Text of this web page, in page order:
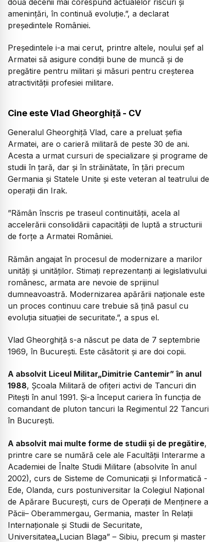
amenințări, în continuă evoluție.”, a declarat
președintele României.
Președintele i-a mai cerut, printre altele, noului șef al
Armatei să asigure condiții bune de muncă și de
pregătire pentru militari și măsuri pentru creșterea
atractivității profesiei militare.
Cine este Vlad Gheorghiță - CV
Generalul Gheorghiță Vlad, care a preluat șefia
Armatei, are o carieră militară de peste 30 de ani.
Acesta a urmat cursuri de specializare și programe de
studii în țară, dar și în străinătate, în țări precum
Germania și Statele Unite și este veteran al teatrului de
operații din Irak.
”Rămân înscris pe traseul continuității, acela al
accelerării consolidării capacității de luptă a structurii
de forțe a Armatei României.
Rămân angajat în procesul de modernizare a marilor
unități și unităților. Stimați reprezentanți ai legislativului
românesc, armata are nevoie de sprijinul
dumneavoastră. Modernizarea apărării naționale este
un proces continuu care trebuie să țină pasul cu
evoluția situației de securitate.”, a spus el.
Vlad Gheorghiță s-a născut pe data de 7 septembrie
1969, în Bucureşti. Este căsătorit şi are doi copii.
A absolvit Liceul Militar„Dimitrie Cantemir” în anul
1988, Şcoala Militară de ofiţeri activi de Tancuri din
Piteşti în anul 1991. Și-a început cariera în funcţia de
comandant de pluton tancuri la Regimentul 22 Tancuri
în Bucureşti.
A absolvit mai multe forme de studii şi de pregătire,
printre care se numără cele ale Facultăţii Interarme a
Academiei de Înalte Studii Militare (absolvite în anul
2002), curs de Sisteme de Comunicaţii şi Informatică -
Ede, Olanda, curs postuniversitar la Colegiul Naţional
de Apărare Bucureşti, curs de Operaţii de Menţinere a
Păcii– Oberammergau, Germania, master în Relaţii
Internaţionale şi Studii de Securitate,
Universitatea„Lucian Blaga” – Sibiu, precum şi master